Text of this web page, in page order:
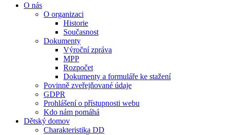
O nás
O organizaci
Historie
Současnost
Dokumenty
Výroční zpráva
MPP
Rozpočet
Dokumenty a formuláře ke stažení
Povinně zveřejňované údaje
GDPR
Prohlášení o přístupnosti webu
Kdo nám pomáhá
Dětský domov
Charakteristika DD